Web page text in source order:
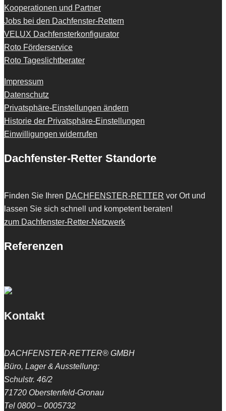
Kooperationen und Partner
Jobs bei den Dachfenster-Rettern
VELUX Dachfensterkonfigurator
Roto Förderservice
Roto Tageslichtberater
Impressum
Datenschutz
Privatsphäre-Einstellungen ändern
Historie der Privatsphäre-Einstellungen
Einwilligungen widerrufen
Dachfenster-Retter Standorte
Finden Sie Ihren DACHFENSTER-RETTER vor Ort und
lassen Sie sich schnell und kompetent beraten!
zum Dachfenster-Retter-Netzwerk
Referenzen
Kontakt
DACHFENSTER-RETTER® GMBH
Büro, Lager & Ausstellung:
Schulstr. 46/2
71720 Oberstenfeld-Gronau
Tel 0800 – 0005732